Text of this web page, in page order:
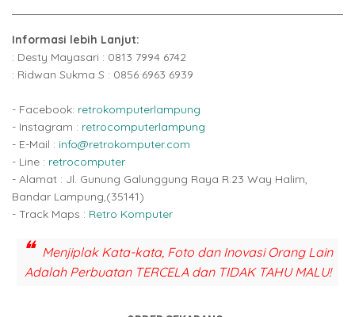
Informasi lebih Lanjut:
: Desty Mayasari : 0813 7994 6742
: Ridwan Sukma S : 0856 6963 6939
- Facebook: retrokomputerlampung
- Instagram : retrocomputerlampung
- E-Mail : info@retrokomputer.com
- Line : retrocomputer
- Alamat : Jl. Gunung Galunggung Raya R.23 Way Halim,
Bandar Lampung,(35141)
- Track Maps : Retro Komputer
Menjiplak Kata-kata, Foto dan Inovasi Orang Lain
Adalah Perbuatan TERCELA dan TIDAK TAHU MALU!